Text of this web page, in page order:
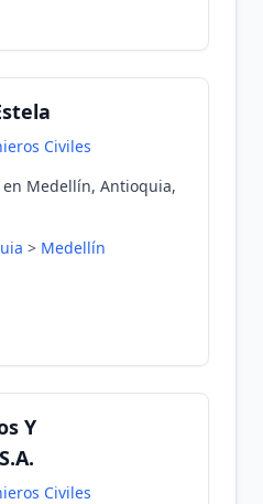
Civiles
Medellín, Antioquia,
> Medellín
Y
Civiles